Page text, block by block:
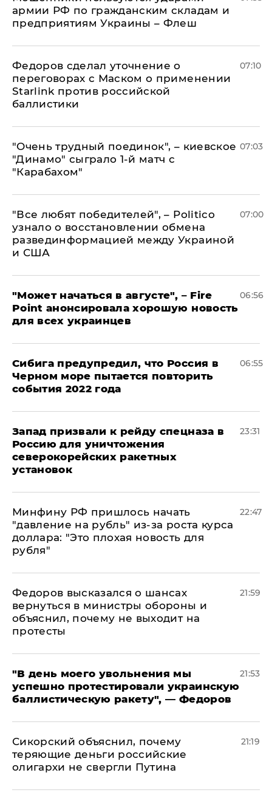
армии РФ по гражданским складам и
предприятиям Украины – Флеш
Федоров сделал уточнение о
переговорах с Маском о применении
Starlink против российской
баллистики
07:10
"Очень трудный поединок", – киевское
"Динамо" сыграло 1-й матч с
"Карабахом"
07:03
​"Все любят победителей", – Politico
узнало о восстановлении обмена
развединформацией между Украиной
и США
07:00
"Может начаться в августе", – Fire
Point анонсировала хорошую новость
для всех украинцев
06:56
Сибига предупредил, что Россия в
Черном море пытается повторить
события 2022 года
06:55
Запад призвали к рейду спецназа в
Россию для уничтожения
северокорейских ракетных
установок
23:31
Минфину РФ пришлось начать
"давление на рубль" из-за роста курса
доллара: "Это плохая новость для
рубля"
22:47
Федоров высказался о шансах
вернуться в министры обороны и
объяснил, почему не выходит на
протесты
21:59
​"В день моего увольнения мы
успешно протестировали украинскую
баллистическую ракету", — Федоров
21:53
Сикорский объяснил, почему
теряющие деньги российские
олигархи не свергли Путина
21:19